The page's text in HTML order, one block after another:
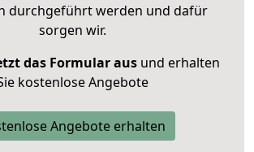
durchgeführt werden und dafür
sorgen wir.
das Formular ausund erhalten
kostenlose Angebote
Angebote erhalten